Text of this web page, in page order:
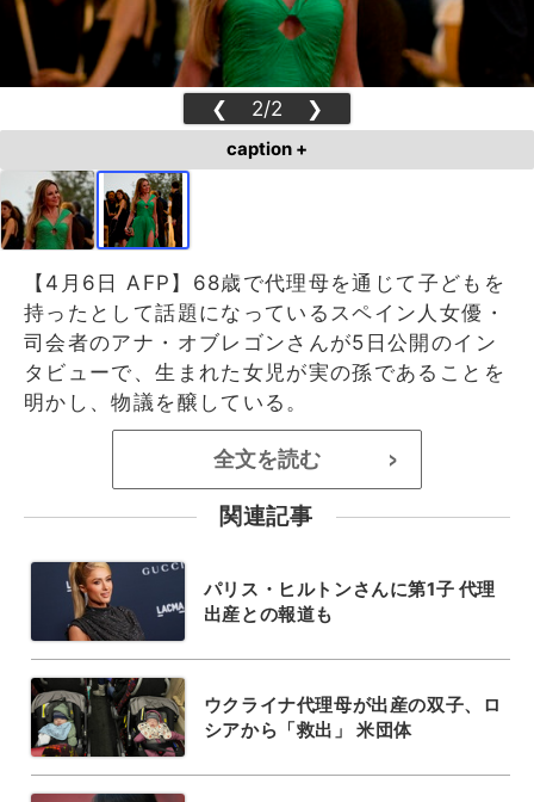
❮ 2/2 ❯
caption +
【4月6日 AFP】68歳で代理母を通じて子どもを
持ったとして話題になっているスペイン人女優・
司会者のアナ・オブレゴンさんが5日公開のイン
タビューで、生まれた女児が実の孫であることを
明かし、物議を醸している。
全文を読む >
関連記事
パリス・ヒルトンさんに第1子 代理
出産との報道も
ウクライナ代理母が出産の双子、ロ
シアから「救出」 米団体